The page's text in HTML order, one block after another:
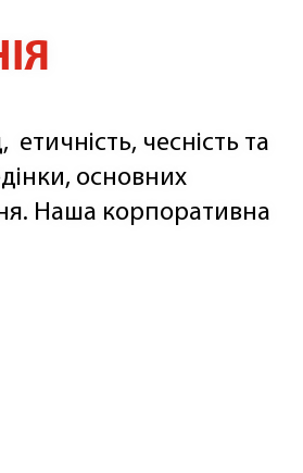
чесність та
основних
Наша корпоративна